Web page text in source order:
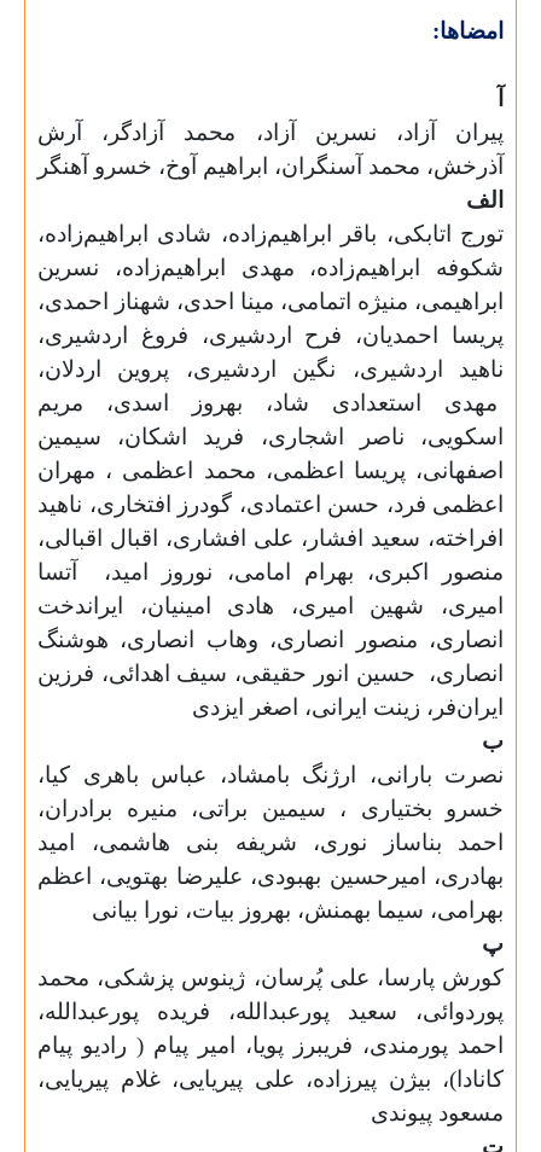
امضاها:
پیران آزاد، نسرین آزاد، محمد آزادگر، آرش
آذرخش، محمد آسنگران، ابراهیم آوخ، خسرو آهنگر
الف
تورج اتابکی، باقر ابراهیم‌زاده، شادی ابراهیم‌زاده،
شکوفه ابراهیم‌زاده، مهدی ابراهیم‌‌زاده، نسرین
ابراهیمی، منیژه اتمامی، مینا احدی، شهناز احمدی،
پریسا احمدیان، فرح اردشیری، فروغ اردشیری،
ناهید اردشیری، نگین اردشیری، پروین اردلان،
مهدی استعدادی شاد، بهروز اسدی، مریم
اسکویی، ناصر اشجاری، فرید اشکان، سیمین
اصفهانی، پریسا اعظمی، محمد اعظمی ، مهران
اعظمی فرد، حسن اعتمادی، گودرز افتخاری، ناهید
افراخته، سعید افشار، علی افشاری، اقبال اقبالی،
منصور اکبری، بهرام امامی، نوروز امید، آتسا
امیری، شهین امیری، هادی امینیان، ایراندخت
انصاری، منصور انصاری، وهاب انصاری، هوشنگ
انصاری، حسین انور حقیقی، سیف اهدائی، فرزین
ایران‌فر، زینت ایرانی، اصغر ایزدی
ب
نصرت بارانی، ارژنگ بامشاد، عباس باهری کیا،
خسرو بختیاری ، سیمین براتی، منیره برادران،
احمد بناساز نوری، شریفه بنی هاشمی، امید
بهادری، امیرحسین بهبودی، علیرضا بهتویی، اعظم
بهرامی، سیما بهمنش، بهروز بیات، نورا بیانی
پ
کورش پارسا، علی پُرسان، ژینوس پزشکی، محمد
پوردوائی، سعید پورعبدالله، فریده پورعبدالله،
احمد پورمندی، فریبرز پویا، امیر پیام ( رادیو پیام
کانادا)، بیژن پیرزاده، علی پیریایی، غلام پیریایی،
مسعود پیوندی
ت